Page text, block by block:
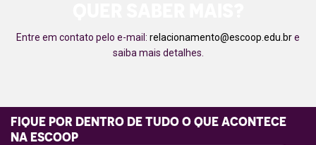
Entre em contato pelo e-mail: relacionamento@escoop.edu.bre
saiba mais detalhes.
FIQUE POR DENTRO DE TUDO O QUE ACONTECE
NA ESCOOP